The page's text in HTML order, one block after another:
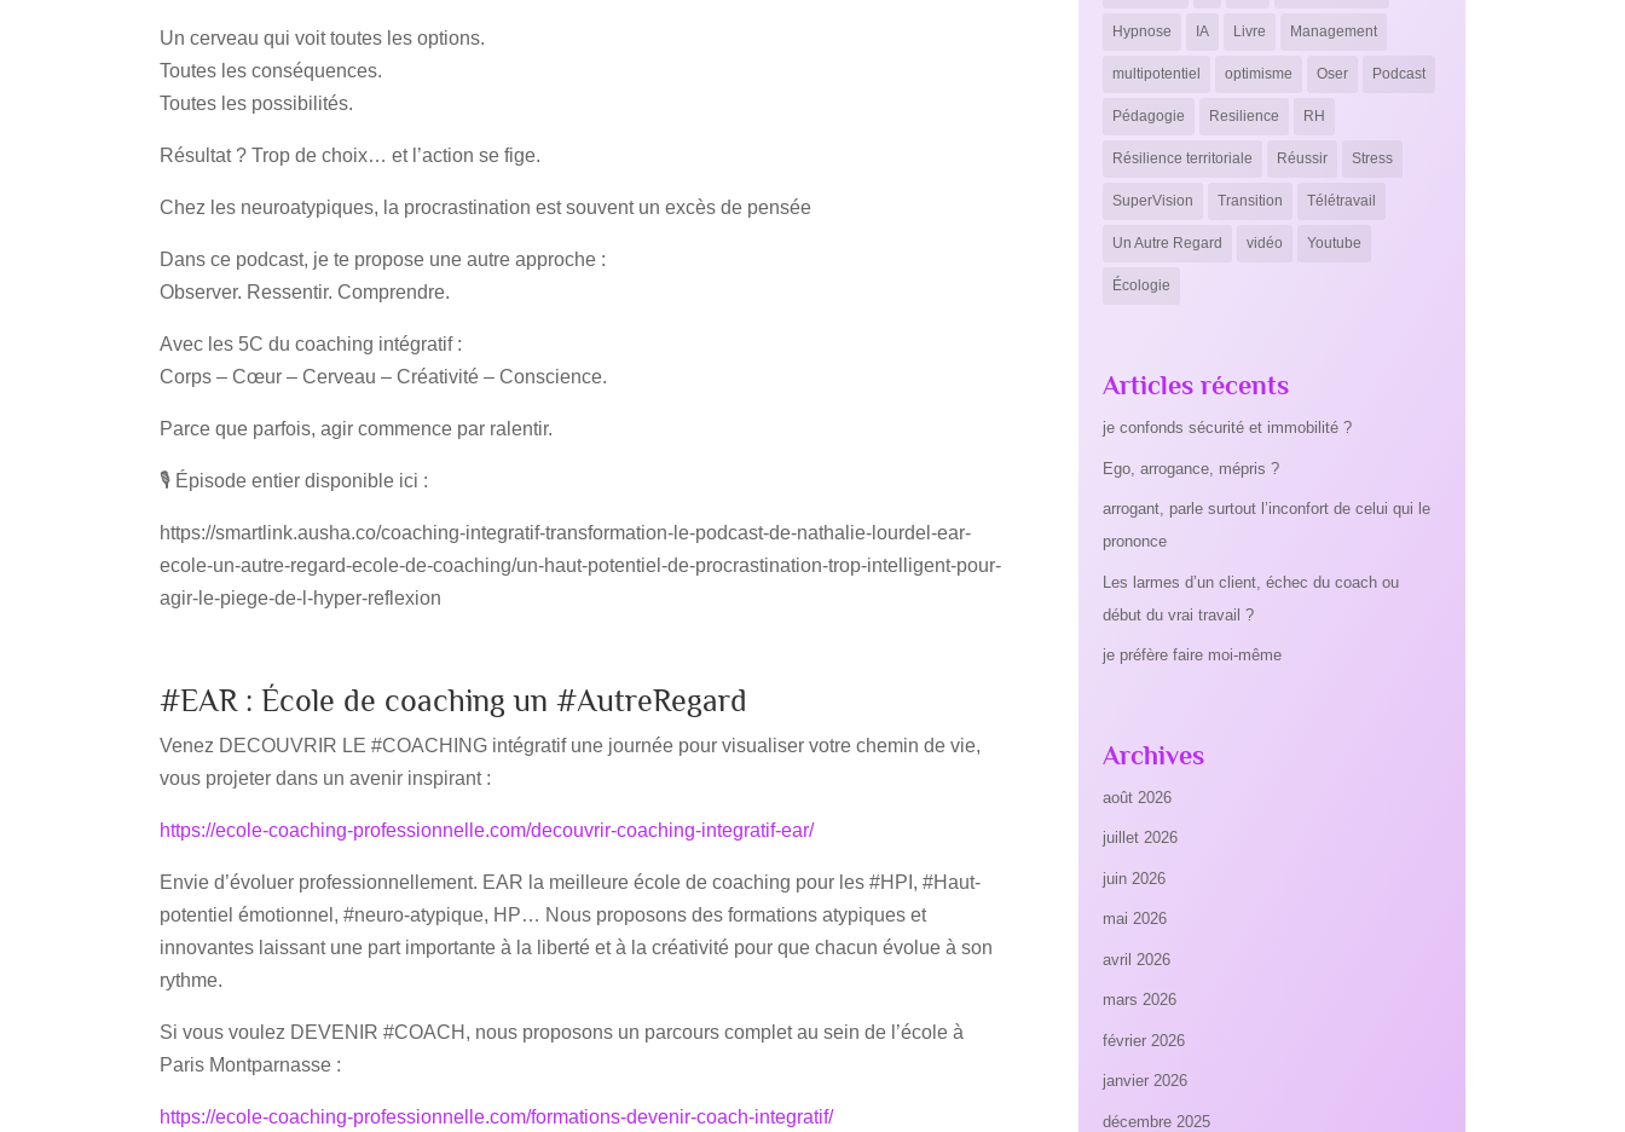
Un cerveau qui voit toutes les options.
Toutes les conséquences.
Toutes les possibilités.
Résultat ? Trop de choix… et l’action se fige.
Chez les neuroatypiques, la procrastination est souvent un excès de pensée
Dans ce podcast, je te propose une autre approche :
Observer. Ressentir. Comprendre.
Avec les 5C du coaching intégratif :
Corps – Cœur – Cerveau – Créativité – Conscience.
Parce que parfois, agir commence par ralentir.
🎙️ Épisode entier disponible ici :
https://smartlink.ausha.co/coaching-integratif-transformation-le-podcast-de-nathalie-lourdel-ear-
ecole-un-autre-regard-ecole-de-coaching/un-haut-potentiel-de-procrastination-trop-intelligent-pour-
agir-le-piege-de-l-hyper-reflexion
#EAR : École de coaching un #AutreRegard
Venez DECOUVRIR LE #COACHING intégratif une journée pour visualiser votre chemin de vie,
vous projeter dans un avenir inspirant :
https://ecole-coaching-professionnelle.com/decouvrir-coaching-integratif-ear/
Envie d’évoluer professionnellement. EAR la meilleure école de coaching pour les #HPI, #Haut-
potentiel émotionnel, #neuro-atypique, HP… Nous proposons des formations atypiques et
innovantes laissant une part importante à la liberté et à la créativité pour que chacun évolue à son
rythme.
Si vous voulez DEVENIR #COACH, nous proposons un parcours complet au sein de l’école à
Paris Montparnasse :
https://ecole-coaching-professionnelle.com/formations-devenir-coach-integratif/
Hypnose IA Livre Management
multipotentiel optimisme Oser Podcast
Pédagogie Resilience RH
Résilience territoriale Réussir Stress
SuperVision Transition Télétravail
Un Autre Regard vidéo Youtube
Écologie
Articles récents
je confonds sécurité et immobilité ?
Ego, arrogance, mépris ?
arrogant, parle surtout l’inconfort de celui qui le
prononce
Les larmes d’un client, échec du coach ou
début du vrai travail ?
je préfère faire moi-même
Archives
août 2026
juillet 2026
juin 2026
mai 2026
avril 2026
mars 2026
février 2026
janvier 2026
décembre 2025